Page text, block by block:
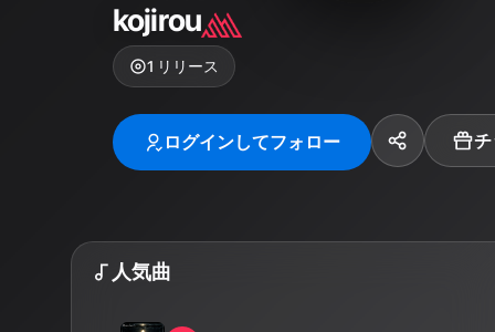
kojirou
1 リリース
ログインしてフォロー
人気曲